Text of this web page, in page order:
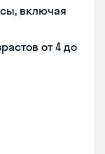
включая
от 4 до